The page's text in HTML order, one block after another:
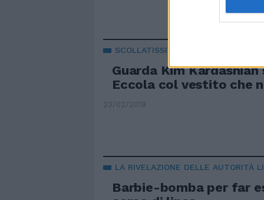
SCOLLATISSIMA
Guarda Kim Kardashian
Eccola col vestito che
23/02/2019
LA RIVELAZIONE DELLE AUTORITÀ
Barbie-bomba per far